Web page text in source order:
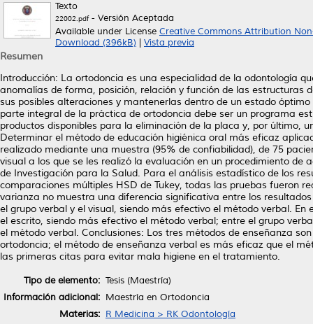
Texto
22002.pdf- Versión Aceptada
Available under License Creative Commons Attribution
Download (396kB)
Vista previa
Resumen
Introducción: La ortodoncia es una especialidad de la odontología
anomalías de forma, posición, relación y función de las estructuras
sus posibles alteraciones y mantenerlas dentro de un estado
parte integral de la práctica de ortodoncia debe ser un programa
productos disponibles para la eliminación de la placa y, por último,
Determinar el método de educación higiénica oral más eficaz
realizado mediante una muestra (95% de confiabilidad), de 75
visual a los que se les realizó la evaluación en un procedimiento
de Investigación para la Salud. Para el análisis estadístico de los
comparaciones múltiples HSD de Tukey, todas las pruebas fueron
varianza no muestra una diferencia significativa entre los
el grupo verbal y el visual, siendo más efectivo el método verbal.
el escrito, siendo más efectivo el método verbal; entre el grupo
el método verbal. Conclusiones: Los tres métodos de enseñanza
ortodoncia; el método de enseñanza verbal es más eficaz que el
las primeras citas para evitar mala higiene en el tratamiento.
Tipo de elemento: Tesis (Maestría)
Información adicional: Maestría en Ortodoncia
Materias: R Medicina > RK Odontología